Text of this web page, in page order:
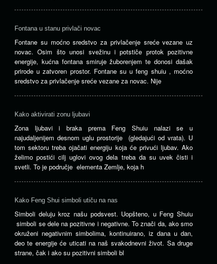
Fontana u stanu privlači novac
Fontane su moćno sredstvo za privlačenje sreće vezane uz
novac. Osim što unosi svežinu i potstiče protok pozitivne
energije, kućna fontana smiruje žuborenjem te donosi dašak
prirode u zatvoren prostor. Fontane su u feng shuiu , moćno
sredstvo za privlačenje sreće vezane za novac. Nije
Kako aktivirati zonu ljubavi
Zona ljubavi i braka prema Feng Shuiu nalazi se u
najudaljenijem desnom uglu prostorije (gledajući od vrata). U
tom sektoru treba ojačati energiju koja će privući ljubav. Ako
želimo postići cilj uglovi ovog dela treba da su uvek čisti i
svetli. To je područje elementa Zemlje, koja h
Kako Feng Shui simboli utiču na nas
Simboli deluju kroz našu podsvest. Uopšteno, u Feng Shuiu
simboli se dele na pozitivne i negativne. To znači da, ako smo
okruženi negativnim simbolima, kontinuirano, iz dana u dan,
deo te energije će uticati na naš svakodnevni život. Sa druge
strane, čak i ako su pozitivni simboli bl